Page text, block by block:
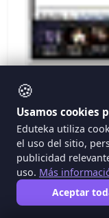
Definición de
Los
facilitan el
ayudar a los
priorizar, retener
manera que la
🍪
Usamos cookies
Eduteka utiliza
el uso del sitio,
publicidad
uso. Más
Aceptar